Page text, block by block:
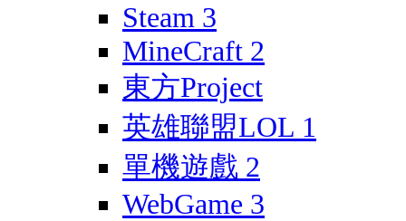
Steam 3
MineCraft 2
東方Project
英雄聯盟LOL 1
單機遊戲 2
WebGame 3